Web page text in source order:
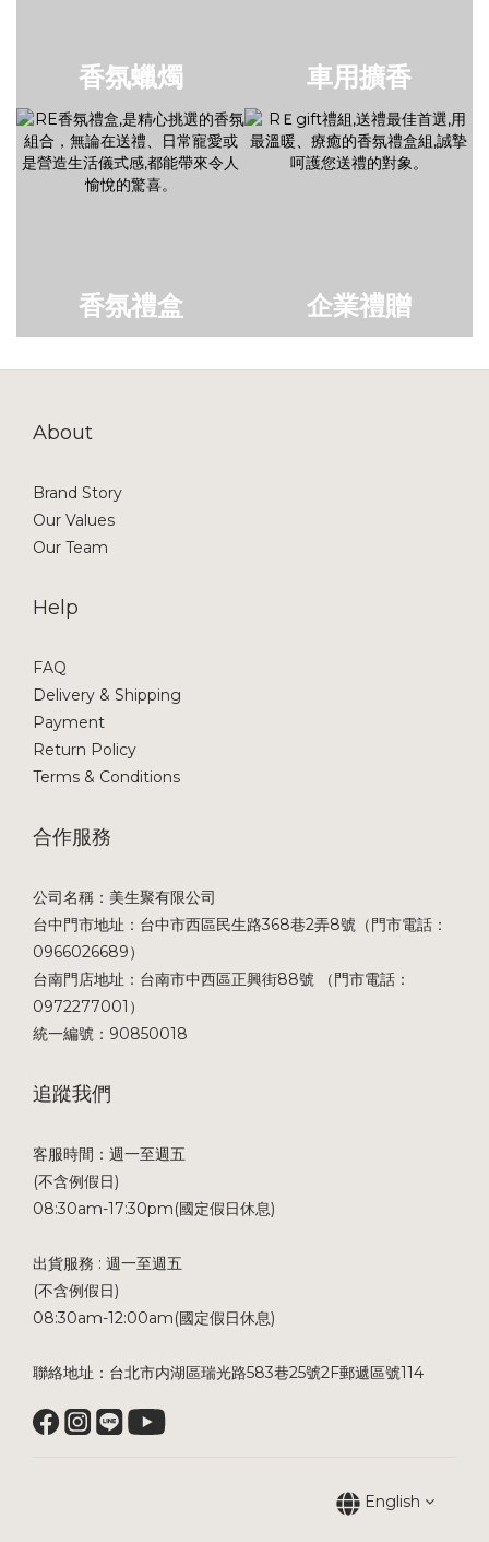
香氛蠟燭 車用擴香
香氛禮盒 企業禮贈
About
Brand Story
Our Values
Our Team
Help
FAQ
Delivery & Shipping
Payment
Return Policy
Terms & Conditions
合作服務
公司名稱：美生聚有限公司
台中門市地址：台中市西區民生路368巷2弄8號（門市電話：
0966026689）
台南門店地址：台南市中西區正興街88號 （門市電話：
0972277001）
統一編號：90850018
追蹤我們
客服時間：週一至週五
(不含例假日)
08:30am-17:30pm(國定假日休息)
出貨服務 : 週一至週五
(不含例假日)
08:30am-12:00am(國定假日休息)
聯絡地址：台北市内湖區瑞光路583巷25號2F郵遞區號114
English